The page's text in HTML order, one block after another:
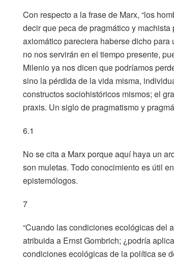
Con respecto a la frase de Marx, “los
decir que peca de pragmático y
axiomático pareciera haberse dicho
no nos servirán en el tiempo presente,
Milenio ya nos dicen que podríamos
sino la pérdida de la vida misma,
constructos sociohistóricos mismos; el
praxis. Un siglo de pragmatismo y
6.1
No se cita a Marx porque aquí haya un
son muletas. Todo conocimiento es útil
epistemólogos.
7
“Cuando las condiciones ecológicas del
atribuida a Ernst Gombrich; ¿podría
condiciones ecológicas de la política se